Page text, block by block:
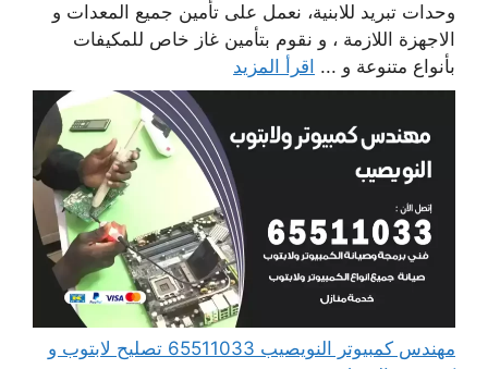
وحدات تبريد للابنية، نعمل على تأمين جميع المعدات و
الاجهزة اللازمة ، و نقوم بتأمين غاز خاص للمكيفات
بأنواع متنوعة و ... اقرأ المزيد
مهندس كمبيوتر النويصيب 65511033 تصليح لابتوب و